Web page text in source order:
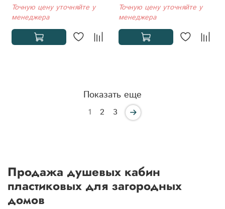
Точную цену уточняйте у
менеджера
Точную цену уточняйте у
менеджера
Показать еще
1 2 3
Продажа душевых кабин
пластиковых для загородных
домов